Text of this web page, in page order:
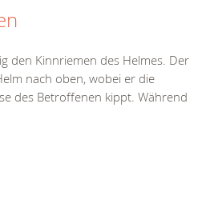
den Kinnriemen des Helmes. Der
nach oben, wobei er die
des Betroffenen kippt. Während